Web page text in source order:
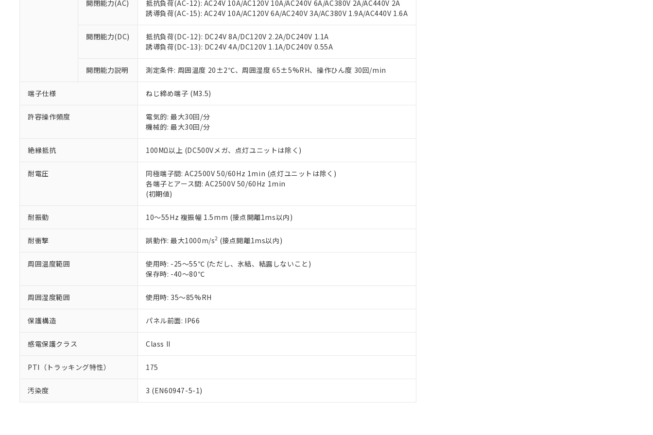
開閉能力(AC)
抵抗負荷(AC-12): AC24V 10A/AC120V 10A/AC240V 6A/AC380V 2A/AC440V 2A
誘導負荷(AC-15): AC24V 10A/AC120V 6A/AC240V 3A/AC380V 1.9A/AC440V 1.6A
開閉能力(DC)
抵抗負荷(DC-12): DC24V 8A/DC120V 2.2A/DC240V 1.1A
誘導負荷(DC-13): DC24V 4A/DC120V 1.1A/DC240V 0.55A
開閉能力説明 測定条件: 周囲温度 20±2℃、周囲湿度 65±5%RH、操作ひん度 30回/min
端子仕様 ねじ締め端子 (M3.5)
許容操作頻度
電気的: 最大30回/分
機械的: 最大30回/分
絶縁抵抗 100MΩ以上 (DC500Vメガ、点灯ユニットは除く)
耐電圧
同極端子間: AC2500V 50/60Hz 1min (点灯ユニットは除く)
各端子とアース間: AC2500V 50/60Hz 1min
(初期値)
耐振動 10～55Hz 複振幅 1.5mm (接点開離1ms以内)
耐衝撃 誤動作: 最大1000m/s2 (接点開離1ms以内)
周囲温度範囲
使用時: -25～55℃ (ただし、氷結、結露しないこと)
保存時: -40～80℃
周囲湿度範囲 使用時: 35～85%RH
保護構造 パネル前面: IP66
感電保護クラス Class II
PTI（トラッキング特性） 175
汚染度 3 (EN60947-5-1)
お客様が当ウェブサイト上で当社にご登録された部品リストについて、当社および当社の共同利用者
が、当社の製品・サービスに関するお客様との取引・商談に必要な範囲で利用することをご了承くだ
さい。
※当社の共同利用者とは、"個人情報の共同利用に関して"
いる法人を指します。
※3 非含有証明書ダウンロード
下記の非含有証明書をダウンロードすることができます。
EU RoHS指令（10物質）の非含有証明書
51物質の非含有証明書（当社基準）
※本証明書は発行日時点で非含有を証明するもので、過去に遡って非含有を証明するものではありません。
また、RoHS指令のフタル酸エステル類４物質の対応では、対応完了までの期間は出荷製品に未対応品が
既に当社にて対応品への在庫切替を完了していることから、特段のことがない限り、2022年1月12日よ
り割愛しております。
「－」：未確認です。当社販売部門へお問い合わせください。
合意する キャンセル
白